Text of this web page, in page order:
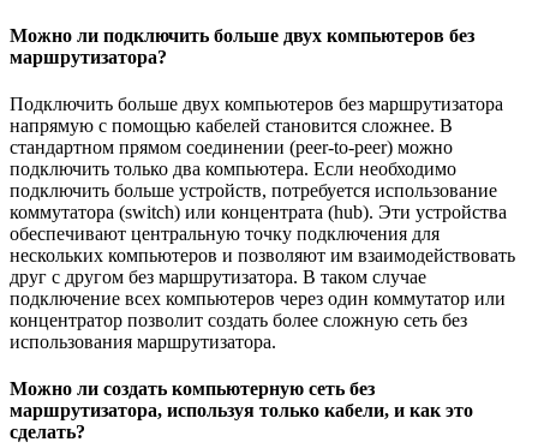
Можно ли подключить больше двух компьютеров без
маршрутизатора?
Подключить больше двух компьютеров без маршрутизатора
напрямую с помощью кабелей становится сложнее. В
стандартном прямом соединении (peer-to-peer) можно
подключить только два компьютера. Если необходимо
подключить больше устройств, потребуется использование
коммутатора (switch) или концентрата (hub). Эти устройства
обеспечивают центральную точку подключения для
нескольких компьютеров и позволяют им взаимодействовать
друг с другом без маршрутизатора. В таком случае
подключение всех компьютеров через один коммутатор или
концентратор позволит создать более сложную сеть без
использования маршрутизатора.
Можно ли создать компьютерную сеть без
маршрутизатора, используя только кабели, и как это
сделать?